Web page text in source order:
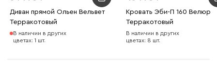
Диван прямой Ольен Вельвет
Терракотовый
В наличии в других
цветах: 1 шт.
Кровать Эби-П 160 Велюр
Терракотовый
В наличии в других
цветах: 8 шт.